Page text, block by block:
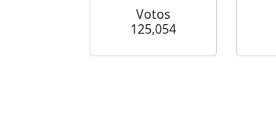
Votos
125,054